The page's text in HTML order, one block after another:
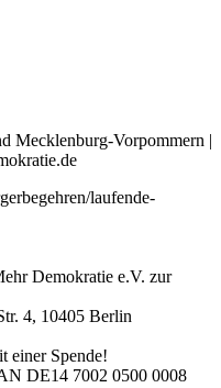
Mecklenburg-Vorpommern |
laufende-
Demokratie e.V. zur
4, 10405 Berlin
einer Spende!
DE14 7002 0500 0008